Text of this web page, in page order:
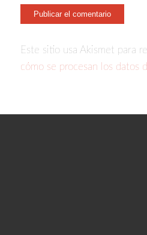
Este sitio usa Akismet para
cómo se procesan los datos